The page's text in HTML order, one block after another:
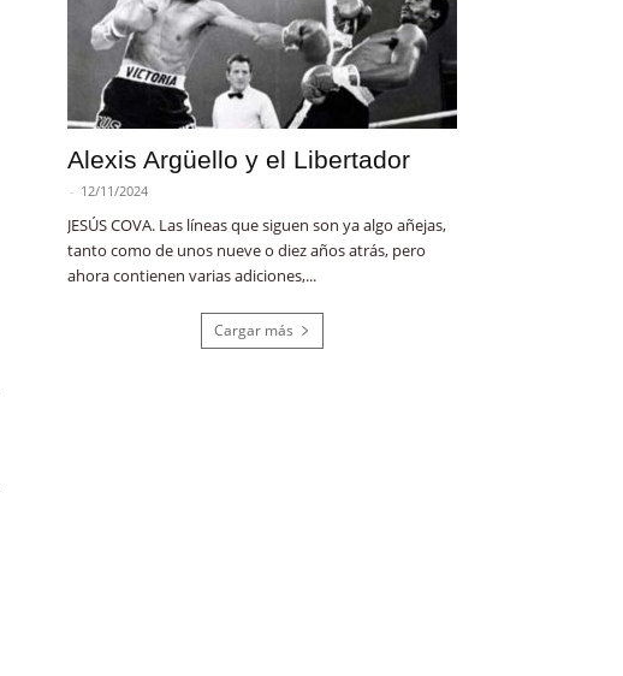
Alexis Argüello y el Libertador
- 12/11/2024
JESÚS COVA. Las líneas que siguen son ya algo añejas,
tanto como de unos nueve o diez años atrás, pero
ahora contienen varias adiciones,...
Cargar más